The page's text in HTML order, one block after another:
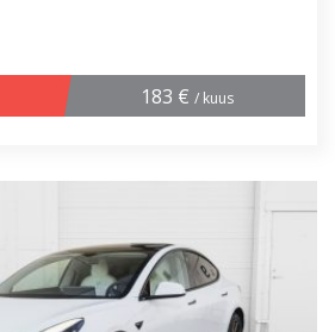
183 € / kuus